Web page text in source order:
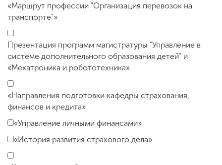
«Маршрут профессии "Организация перевозок на
транспорте"»
Презентация программ магистратуры "Управление в
системе дополнительного образования детей" и
«Мехатроника и робототехника»
«Направления подготовки кафедры страхования,
финансов и кредита»
«Управление личными финансами»
«История развития страхового дела»